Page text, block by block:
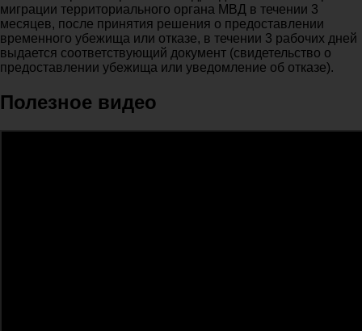
миграции территориального органа МВД в течении 3
месяцев, после принятия решения о предоставлении
временного убежища или отказе, в течении 3 рабочих дней
выдается соответствующий документ (свидетельство о
предоставлении убежища или уведомление об отказе).
Полезное видео